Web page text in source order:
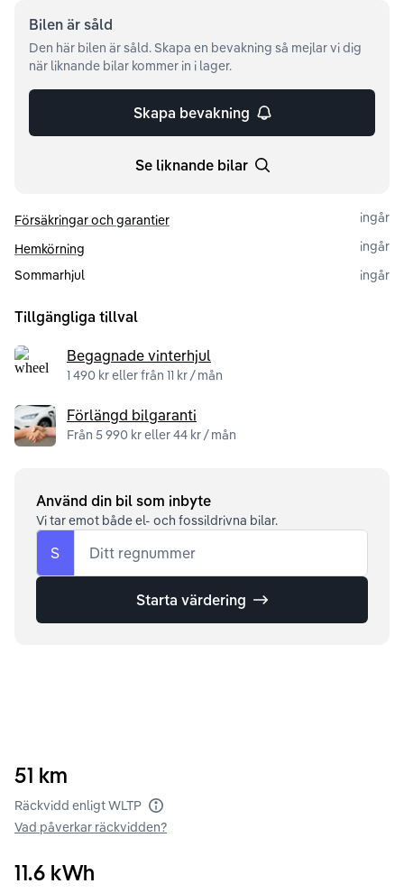
Bilen är såld
Den här bilen är såld. Skapa en bevakning så mejlar vi dig
när liknande bilar kommer in i lager.
Skapa bevakning
Se liknande bilar
Försäkringar och garantier
ingår
Hemkörning
ingår
Sommarhjul
ingår
Tillgängliga tillval
Begagnade vinterhjul
1 490 kr eller från 11 kr / mån
Förlängd bilgaranti
Från 5 990 kr eller 44 kr / mån
Använd din bil som inbyte
Vi tar emot både el- och fossildrivna bilar.
S Ditt regnummer
Starta värdering
51 km
Räckvidd enligt WLTP
Vad påverkar räckvidden?
11.6 kWh